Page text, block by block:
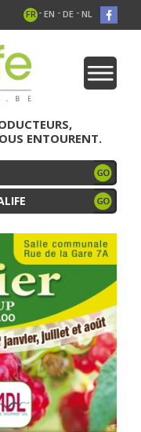
FR - EN - DE - NL
ENTOURENT.